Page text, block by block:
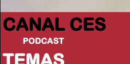
CANAL CES
PODCAST
TEMAS